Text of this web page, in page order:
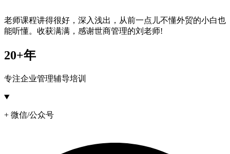
老师课程讲得很好，深入浅出，从前一点儿不懂外贸的小白也
能听懂。收获满满，感谢世商管理的刘老师!
20+年
专注企业管理辅导培训
+ 微信/公众号